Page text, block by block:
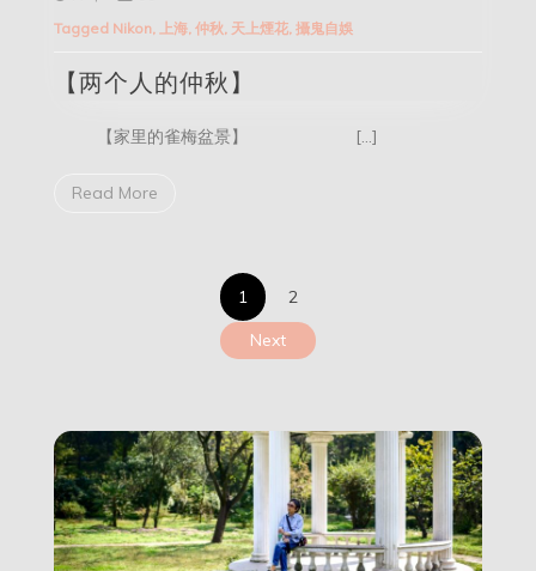
的
秋】
Tagged Nikon, 上海, 仲秋 天上煙花, 攝鬼自娛
【两个人的仲秋】
【家里的雀梅盆景】 […]
Read More
文
章
页
1
2
Next